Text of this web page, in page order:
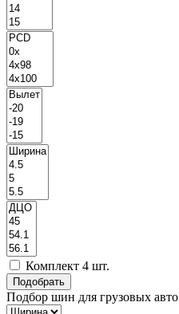
Комплект 4 шт.
Подбор шин для грузовых авто